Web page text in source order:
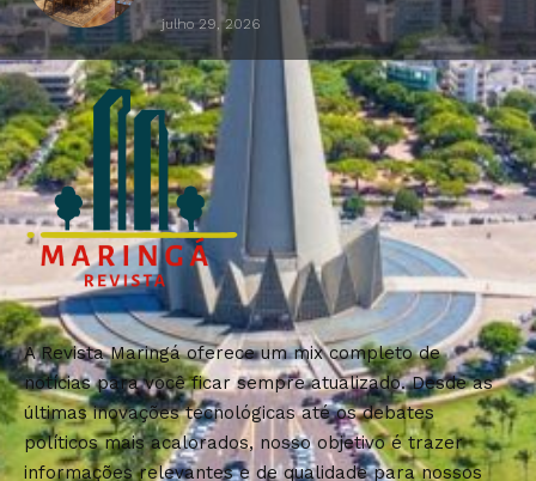
julho 29, 2026
A Revista Maringá oferece um mix completo de
notícias para você ficar sempre atualizado. Desde as
últimas inovações tecnológicas até os debates
políticos mais acalorados, nosso objetivo é trazer
informações relevantes e de qualidade para nossos